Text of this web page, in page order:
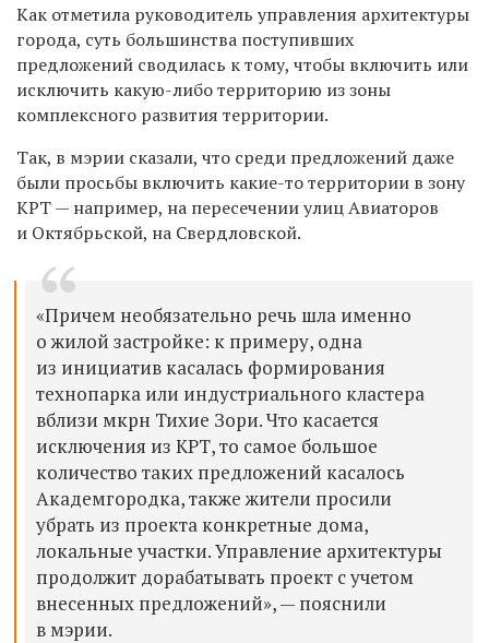
Как отметила руководитель управления архитектуры
города, суть большинства поступивших
предложений сводилась к тому, чтобы включить или
исключить какую-либо территорию из зоны
комплексного развития территории.
Так, в мэрии сказали, что среди предложений даже
были просьбы включить какие-то территории в зону
КРТ — например, на пересечении улиц Авиаторов
и Октябрьской, на Свердловской.
«Причем необязательно речь шла именно
о жилой застройке: к примеру, одна
из инициатив касалась формирования
технопарка или индустриального кластера
вблизи мкрн Тихие Зори. Что касается
исключения из КРТ, то самое большое
количество таких предложений касалось
Академгородка, также жители просили
убрать из проекта конкретные дома,
локальные участки. Управление архитектуры
продолжит дорабатывать проект с учетом
внесенных предложений», — пояснили
в мэрии.